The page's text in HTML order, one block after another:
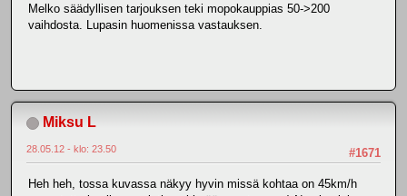
Melko säädyllisen tarjouksen teki mopokauppias 50->200
vaihdosta. Lupasin huomenissa vastauksen.
Miksu L
#1671
28.05.12 - klo: 23.50
Heh heh, tossa kuvassa näkyy hyvin missä kohtaa on 45km/h